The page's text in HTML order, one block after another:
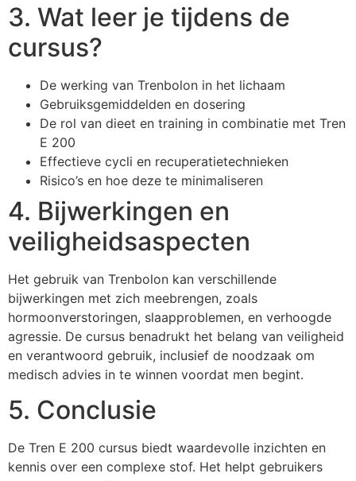
3. Wat leer je tijdens de
cursus?
De werking van Trenbolon in het lichaam
Gebruiksgemiddelden en dosering
De rol van dieet en training in combinatie met Tren
E 200
Effectieve cycli en recuperatietechnieken
Risico’s en hoe deze te minimaliseren
4. Bijwerkingen en
veiligheidsaspecten
Het gebruik van Trenbolon kan verschillende
bijwerkingen met zich meebrengen, zoals
hormoonverstoringen, slaapproblemen, en verhoogde
agressie. De cursus benadrukt het belang van veiligheid
en verantwoord gebruik, inclusief de noodzaak om
medisch advies in te winnen voordat men begint.
5. Conclusie
De Tren E 200 cursus biedt waardevolle inzichten en
kennis over een complexe stof. Het helpt gebruikers